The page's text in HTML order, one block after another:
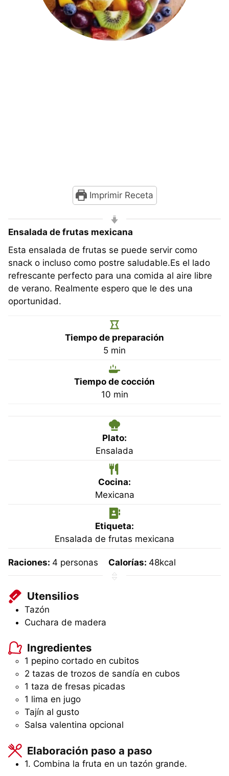
Imprimir Receta
Ensalada de frutas mexicana
Esta ensalada de frutas se puede servir como
snack o incluso como postre saludable.Es el lado
refrescante perfecto para una comida al aire libre
de verano. Realmente espero que le des una
oportunidad.
Tiempo de preparación
5minutos
min
Tiempo de cocción
10minutos
min
Plato:
Ensalada
Cocina:
Mexicana
Etiqueta:
Ensalada de frutas mexicana
Raciones: 4 personas Calorías: 48kcal
Utensilios
Tazón
Cuchara de madera
Ingredientes
1 pepino cortado en cubitos
2 tazas de trozos de sandía en cubos
1 taza de fresas picadas
1 lima en jugo
Tajín al gusto
Salsa valentina opcional
Elaboración paso a paso
1. Combina la fruta en un tazón grande.